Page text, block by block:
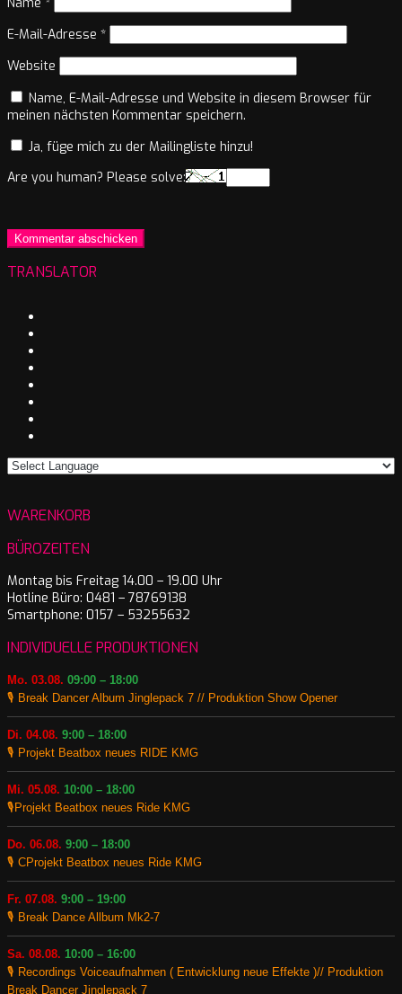
E-Mail-Adresse *
Website
Name, E-Mail-Adresse und Website in diesem Browser für
meinen nächsten Kommentar speichern.
Ja, füge mich zu der Mailingliste hinzu!
Are you human? Please solve:
TRANSLATOR
WARENKORB
BÜROZEITEN
Montag bis Freitag 14.00 – 19.00 Uhr
Hotline Büro: 0481 – 78769138
Smartphone: 0157 – 53255632
INDIVIDUELLE PRODUKTIONEN
Mo. 03.08. 09:00 – 18:00
🎙️ Break Dancer Album Jinglepack 7 // Produktion Show Opener
Di. 04.08. 9:00 – 18:00
🎙️ Projekt Beatbox neues RIDE KMG
Mi. 05.08. 10:00 – 18:00
🎙️Projekt Beatbox neues Ride KMG
Do. 06.08. 9:00 – 18:00
🎙️ CProjekt Beatbox neues Ride KMG
Fr. 07.08. 9:00 – 19:00
🎙️ Break Dance Allbum Mk2-7
Sa. 08.08. 10:00 – 16:00
🎙️ Recordings Voiceaufnahmen ( Entwicklung neue Effekte )// Produktion
Break Dancer Jinglepack 7